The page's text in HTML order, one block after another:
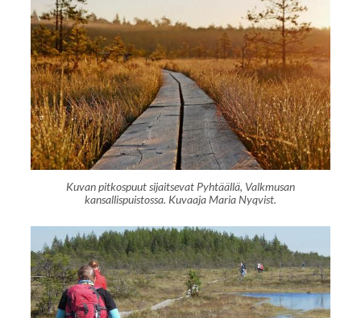
Kuvan pitkospuut sijaitsevat Pyhtäällä, Valkmusan
kansallispuistossa. Kuvaaja Maria Nyqvist.